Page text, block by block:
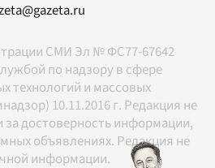
СМИ Эл № ФС77-67642
по надзору в сфере
технологий и массовых
10.11.2016 г. Редакция не
за достоверность информации,
объявлениях. Редакция не
информации.